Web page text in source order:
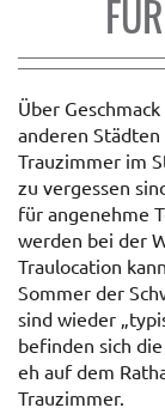
Über
anderen Städten
Trauzimmer im
zu vergessen
für angenehme
werden bei der
Traulocation
Sommer der
sind wieder
befinden sich
eh auf dem
Trauzimmer.